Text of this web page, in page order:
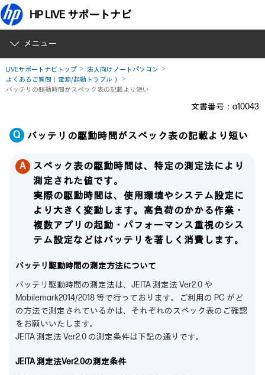
HP LIVE サポートナビ
メニュー
LIVEサポートナビトップ
法人向けノートパソコン
よくあるご質問（電源/起動トラブル）
バッテリの駆動時間がスペック表の記載より短い
文書番号：a10043
バッテリの駆動時間がスペック表の記載より短い
スペック表の駆動時間は、特定の測定法により
測定された値です。
実際の駆動時間は、使用環境やシステム設定に
より大きく変動します。高負荷のかかる作業・
複数アプリの起動・パフォーマンス重視のシス
テム設定などはバッテリを著しく消費します。
バッテリ駆動時間の測定方法について
バッテリ駆動時間の測定法は、JEITA 測定法 Ver2.0 や
Mobilemark2014/2018 等で行っております。ご利用の PC がど
の方法で測定されているかは、それぞれのスペック表のご確認
をお願いいたします。
JEITA 測定法 Ver2.0 の測定条件は下記の通りです。
JEITA 測定法Ver2.0の測定条件